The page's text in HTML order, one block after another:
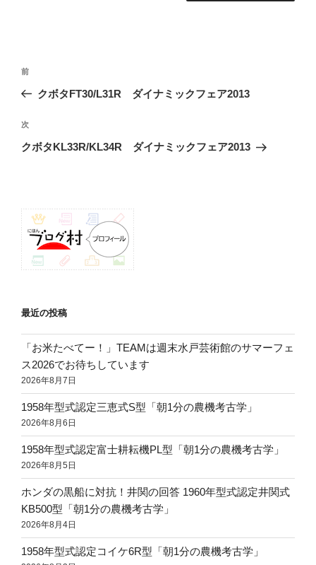
投
ナ
ビ
ゲ
ン
前
の
稿
前
クボタFT30/L31R ダイナミックフェア2013
次
の
次
クボタKL33R/KL34R ダイナミックフェア2013
最近の投稿
「お米たべてー！」TEAMは週末水戸芸術館のサマーフェ
ス2026でお待ちしています
2026年8月7日
1958年型式認定三恵式S型「朝1分の農機考古学」
2026年8月6日
1958年型式認定富士耕耘機PL型「朝1分の農機考古学」
2026年8月5日
ホンダの黒船に対抗！井関の回答 1960年型式認定井関式
KB500型「朝1分の農機考古学」
2026年8月4日
1958年型式認定コイケ6R型「朝1分の農機考古学」